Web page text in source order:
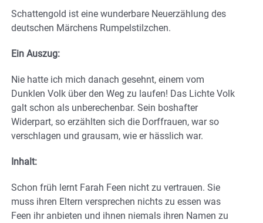
Schattengold ist eine wunderbare Neuerzählung des
deutschen Märchens Rumpelstilzchen.
Ein Auszug:
Nie hatte ich mich danach gesehnt, einem vom
Dunklen Volk über den Weg zu laufen! Das Lichte Volk
galt schon als unberechenbar. Sein boshafter
Widerpart, so erzählten sich die Dorffrauen, war so
verschlagen und grausam, wie er hässlich war.
Inhalt:
Schon früh lernt Farah Feen nicht zu vertrauen. Sie
muss ihren Eltern versprechen nichts zu essen was
Feen ihr anbieten und ihnen niemals ihren Namen zu